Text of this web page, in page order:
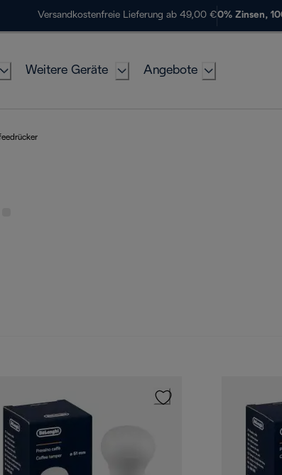
Versandkostenfreie Lieferung ab 49,00 €0% Zinsen,
Weitere Geräte Angebote